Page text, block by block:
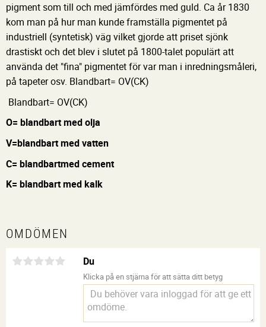
pigment som till och med jämfördes med guld. Ca år 1830
kom man på hur man kunde framställa pigmentet på
industriell (syntetisk) väg vilket gjorde att priset sjönk
drastiskt och det blev i slutet på 1800-talet populärt att
använda det "fina" pigmentet för var man i inredningsmåleri,
på tapeter osv. Blandbart= OV(CK)
Blandbart= OV(CK)
O= blandbart med olja
V=blandbart med vatten
C= blandbartmed cement
K= blandbart med kalk
OMDÖMEN
Du
Klicka på en stjärna för att sätta ditt betyg